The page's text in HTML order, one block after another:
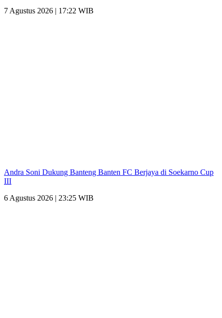
7 Agustus 2026 | 17:22 WIB
Andra Soni Dukung Banteng Banten FC Berjaya di Soekarno Cup
III
6 Agustus 2026 | 23:25 WIB